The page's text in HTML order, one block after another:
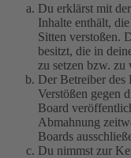
Du erklärst mit
Inhalte enthält,
Sitten verstoßen.
besitzt, die in
zu setzen bzw. zu
Der Betreiber des
Verstößen gegen
Board
Abmahnung
Boards
Du nimmst zur